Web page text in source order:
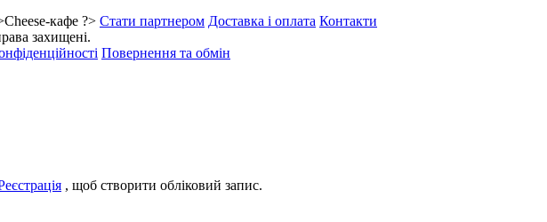
кафе ?> Стати партнером Доставка і оплата Контакти
захищені.
Повернення та обмін
, щоб створити обліковий запис.